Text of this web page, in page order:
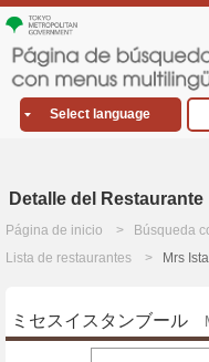
Select language
Detalle del Restaurante
Página de inicio
Búsqueda
Lista de restaurantes
Mrs
ミセスイスタンブール